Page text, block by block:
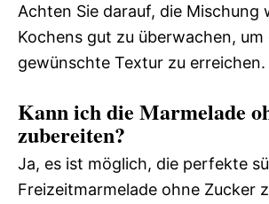
Achten Sie darauf, die Mischung
Kochens gut zu überwachen, um
gewünschte Textur zu erreichen.
Kann ich die Marmelade
zubereiten?
Ja, es ist möglich, die perfekte
Freizeitmarmelade ohne Zucker